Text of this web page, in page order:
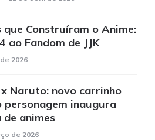
que Construíram o Anime:
ao Fandom de JJK
2026
Naruto: novo carrinho
personagem inaugura
animes
de 2026